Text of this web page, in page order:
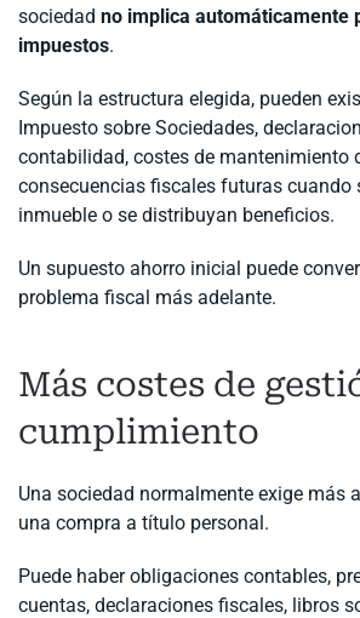
sociedad no implica automáticamente
impuestos.
Según la estructura elegida, pueden
Impuesto sobre Sociedades,
contabilidad, costes de mantenimiento
consecuencias fiscales futuras cuando
inmueble o se distribuyan beneficios.
Un supuesto ahorro inicial puede
problema fiscal más adelante.
Más costes de
cumplimiento
Una sociedad normalmente exige más
una compra a título personal.
Puede haber obligaciones contables,
cuentas, declaraciones fiscales, libros